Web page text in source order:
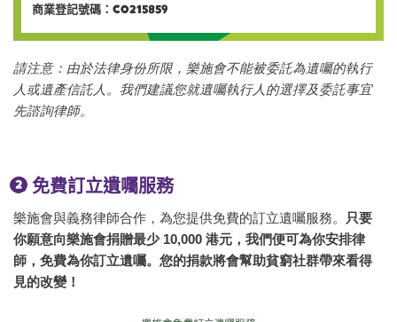
商業登記號碼：C0215859
請注意：由於法律身份所限，樂施會不能被委託為遺囑的執行
人或遺產信託人。我們建議您就遺囑執行人的選擇及委託事宜
先諮詢律師。
免費訂立遺囑服務
樂施會與義務律師合作，為您提供免費的訂立遺囑服務。 只要
你願意向樂施會捐贈最少 10,000 港元，我們便可為你安排律
師，免費為你訂立遺囑。您的捐款將會幫助貧窮社群帶來看得
見的改變！